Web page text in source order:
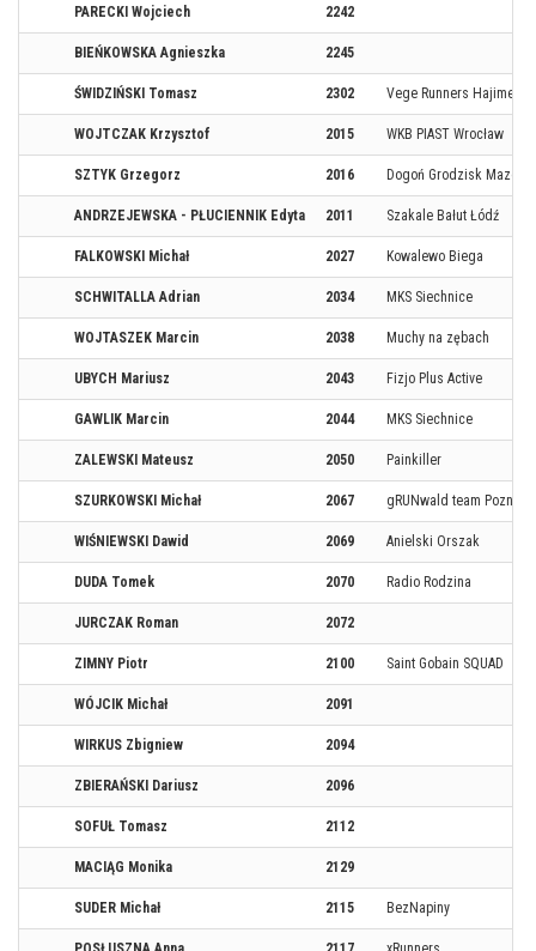
PARECKI Wojciech 2242
BIEŃKOWSKA Agnieszka 2245
ŚWIDZIŃSKI Tomasz 2302 Vege Runners Hajime
WOJTCZAK Krzysztof 2015 WKB PIAST Wrocław
SZTYK Grzegorz 2016 Dogoń Grodzisk
ANDRZEJEWSKA - PŁUCIENNIK Edyta 2011 Szakale Bałut Łódź
FALKOWSKI Michał 2027 Kowalewo Biega
SCHWITALLA Adrian 2034 MKS Siechnice
WOJTASZEK Marcin 2038 Muchy na zębach
UBYCH Mariusz 2043 Fizjo Plus Active
GAWLIK Marcin 2044 MKS Siechnice
ZALEWSKI Mateusz 2050 Painkiller
SZURKOWSKI Michał 2067 gRUNwald team Poznań
WIŚNIEWSKI Dawid 2069 Anielski Orszak
DUDA Tomek 2070 Radio Rodzina
JURCZAK Roman 2072
ZIMNY Piotr 2100 Saint Gobain SQUAD
WÓJCIK Michał 2091
WIRKUS Zbigniew 2094
ZBIERAŃSKI Dariusz 2096
SOFUŁ Tomasz 2112
MACIĄG Monika 2129
SUDER Michał 2115 BezNapiny